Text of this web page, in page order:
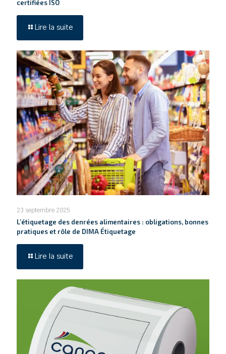
certifiées ISO
Lire la suite
23 septembre 2025
L’étiquetage des denrées alimentaires : obligations, bonnes
pratiques et rôle de DIMA Étiquetage
Lire la suite